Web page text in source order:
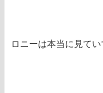
ロニーは本当に見てい